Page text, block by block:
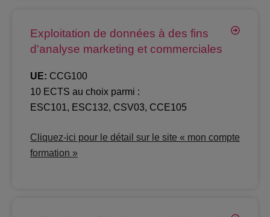
Exploitation de données à des fins
d'analyse marketing et commerciales
UE: CCG100
10 ECTS au choix parmi :
ESC101, ESC132, CSV03, CCE105
Cliquez-ici pour le détail sur le site « mon compte
formation »